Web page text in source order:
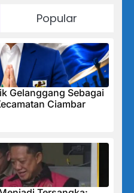
Popular
Gelanggang Sebagai
Ciambar